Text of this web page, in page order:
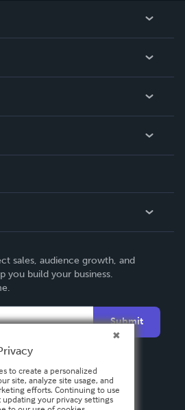
sales, audience growth, and
you build your business.
Submit
to create a personalized
site, analyze site usage, and
efforts. Continuing to use
your privacy settings